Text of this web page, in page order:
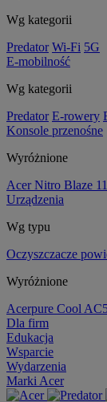
Wg kategorii
Predator Wi-Fi 5G
E-mobilność
Wg kategorii
Predator E-rowery
Konsole przenośne
Wyróżnione
Acer Nitro Blaze 11
Urządzenia
Wg typu
Oczyszczacze
Wyróżnione
Acerpure Cool
Dla firm
Edukacja
Wsparcie
Wydarzenia
Marki Acer